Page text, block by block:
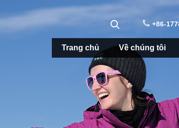
+86-
Trang chủ Về chúng tôi